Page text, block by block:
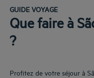
GUIDE VOYAGE
Que faire à
?
Profitez de votre séjour à